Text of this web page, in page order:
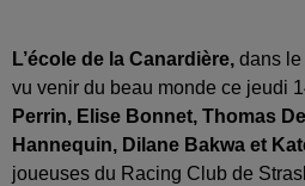
L’école de la Canardière, dans le
vu venir du beau monde ce jeudi
Perrin, Elise Bonnet, Thomas
Hannequin, Dilane Bakwa et
joueuses du Racing Club de